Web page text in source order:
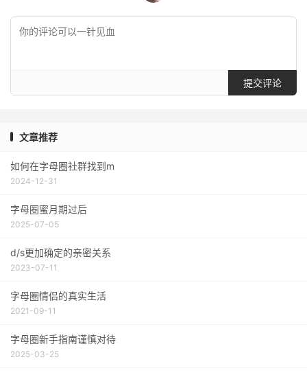
提交评论
文章推荐
如何在字母圈社群找到m
2024-12-31
字母圈蜜月期过后
2025-07-05
d/s更加确定的亲密关系
2023-07-11
字母圈情侣的真实生活
2021-09-11
字母圈新手指南谨慎对待
2025-03-25